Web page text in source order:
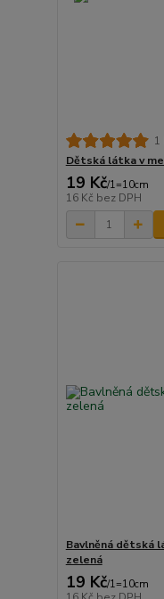
1
Dětská látka v
19 Kč/1=10cm
16 Kč bez DPH
Bavlněná dětská
zelená
19 Kč/1=10cm